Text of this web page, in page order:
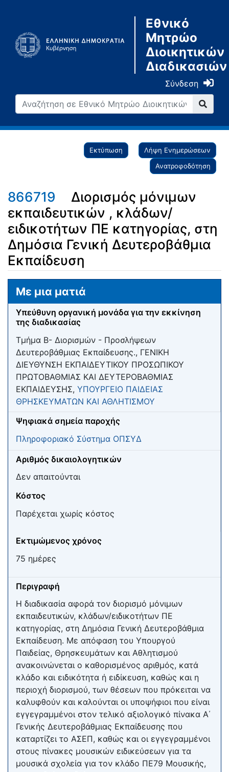
Εθνικό
Μητρώο
Διοικητικών
Διαδικασιών
Σύνδεση
Εκτύπωση
Λήψη Ενημερώσεων
Ανατροφοδότηση
866719
Διορισμός μόνιμων
εκπαιδευτικών , κλάδων/
ειδικοτήτων ΠΕ κατηγορίας, στη
Δημόσια Γενική Δευτεροβάθμια
Εκπαίδευση
Μετάβαση σε: πλοήγηση
Με μια ματιά
Υπεύθυνη οργανική μονάδα για την εκκίνηση
της διαδικασίας
Τμήμα Β- Διορισμών - Προσλήψεων
Δευτεροβάθμιας Εκπαίδευσης., ΓΕΝΙΚΗ
ΔΙΕΥΘΥΝΣΗ ΕΚΠΑΙΔΕΥΤΙΚΟΥ ΠΡΟΣΩΠΙΚΟΥ
ΠΡΩΤΟΒΑΘΜΙΑΣ ΚΑΙ ΔΕΥΤΕΡΟΒΑΘΜΙΑΣ
ΕΚΠΑΙΔΕΥΣΗΣ, ΥΠΟΥΡΓΕΙΟ ΠΑΙΔΕΙΑΣ
ΘΡΗΣΚΕΥΜΑΤΩΝ ΚΑΙ ΑΘΛΗΤΙΣΜΟΥ
Ψηφιακά σημεία παροχής
Πληροφοριακό Σύστημα ΟΠΣΥΔ
Αριθμός δικαιολογητικών
Δεν απαιτούνται
Κόστος
Παρέχεται χωρίς κόστος
Εκτιμώμενος χρόνος
75 ημέρες
Περιγραφή
Η διαδικασία αφορά τον διορισμό μόνιμων
εκπαιδευτικών, κλάδων/ειδικοτήτων ΠΕ
κατηγορίας, στη Δημόσια Γενική Δευτεροβάθμια
Εκπαίδευση. Με απόφαση του Υπουργού
Παιδείας, Θρησκευμάτων και Αθλητισμού
ανακοινώνεται ο καθορισμένος αριθμός, κατά
κλάδο και ειδικότητα ή ειδίκευση, καθώς και η
περιοχή διορισμού, των θέσεων που πρόκειται να
καλυφθούν και καλούνται οι υποψήφιοι που είναι
εγγεγραμμένοι στον τελικό αξιολογικό πίνακα Α΄
Γενικής Δευτεροβάθμιας Εκπαίδευσης που
καταρτίζει το ΑΣΕΠ, καθώς και οι εγγεγραμμένοι
στους πίνακες μουσικών ειδικεύσεων για τα
μουσικά σχολεία για τον κλάδο ΠΕ79 Μουσικής,